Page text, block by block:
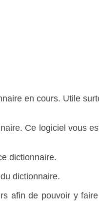
en cours. Utile
Ce logiciel vous
dictionnaire.
dictionnaire.
afin de pouvoir y